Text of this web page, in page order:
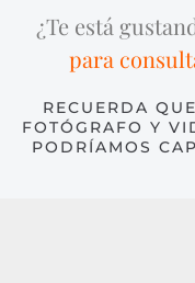
¿Te está
para
RECUERDA
FOTÓGRAFO Y
PODRÍAMOS